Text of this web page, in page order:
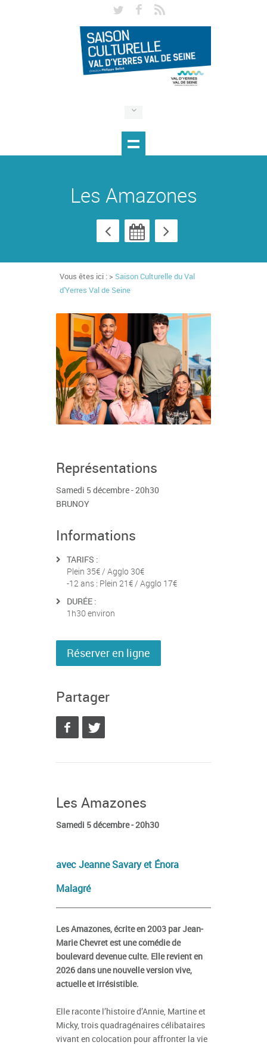
Les Amazones
Vous êtes ici : > Saison Culturelle du Val
d'Yerres Val de Seine
Représentations
Samedi 5 décembre - 20h30
BRUNOY
Informations
TARIFS :
Plein 35€ / Agglo 30€
-12 ans : Plein 21€ / Agglo 17€
DURÉE :
1h30 environ
Réserver en ligne
Partager
Les Amazones
Samedi 5 décembre - 20h30
avec Jeanne Savary et Énora
Malagré
Les Amazones, écrite en 2003 par Jean-
Marie Chevret est une comédie de
boulevard devenue culte. Elle revient en
2026 dans une nouvelle version vive,
actuelle et irrésistible.
Elle raconte l’histoire d’Annie, Martine et
Micky, trois quadragénaires célibataires
vivant en colocation pour affronter la vie